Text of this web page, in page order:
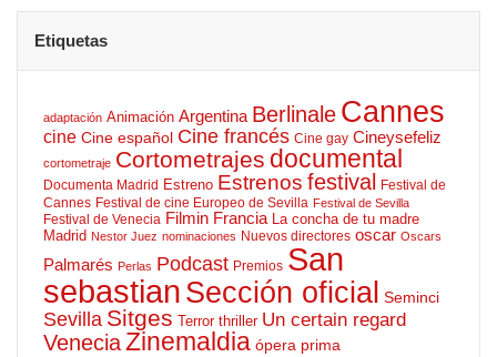
Etiquetas
adaptación Animación Argentina Berlinale Cannes
cine Cine español Cine francés Cine gay Cineysefeliz
cortometraje Cortometrajes documental
Documenta Madrid Estreno Estrenos festival
Festival de
Cannes Festival de cine Europeo de Sevilla Festival de Sevilla
Festival de Venecia Filmin Francia
La concha de tu madre
Madrid Nestor Juez nominaciones Nuevos directores oscar Oscars
Palmarés Perlas Podcast Premios San
sebastianSección oficial Seminci
Sevilla Sitges Terror thriller Un certain regard
VeneciaZinemaldia ópera prima